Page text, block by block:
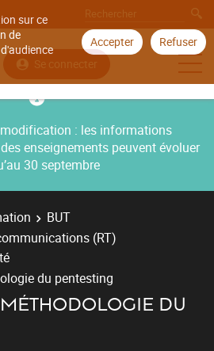
sur ce
de
Accepter Refuser
Se connecter
: les informations
enseignements peuvent évoluer
30 septembre
BUT
(RT)
du pentesting
DU